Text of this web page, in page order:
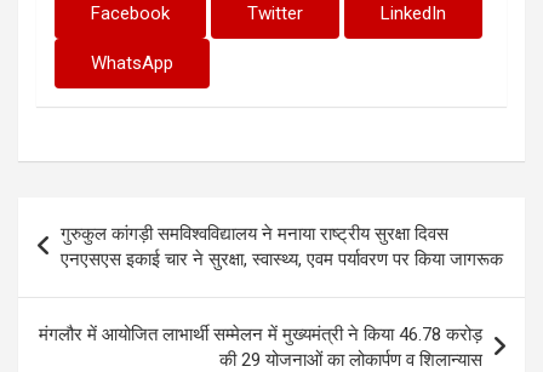
Facebook Twitter LinkedIn
WhatsApp
navigation
गुरुकुल कांगड़ी समविश्वविद्यालय ने मनाया राष्ट्रीय सुरक्षा दिवस
एनएसएस इकाई चार ने सुरक्षा, स्वास्थ्य, एवम पर्यावरण पर किया जागरूक
मंगलौर में आयोजित लाभार्थी सम्मेलन में मुख्यमंत्री ने किया 46.78 करोड़
की 29 योजनाओं का लोकार्पण व शिलान्यास